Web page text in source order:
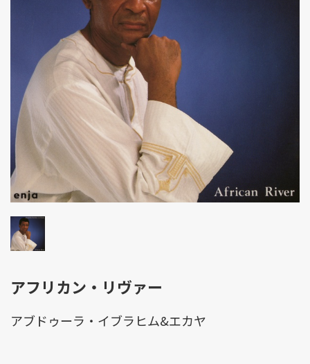
アフリカン・リヴァー
アブドゥーラ・イブラヒム&エカヤ